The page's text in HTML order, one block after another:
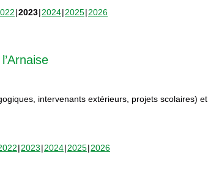
2023 2024 2025 2026
intervenants extérieurs, projets scolaires) et
2023 2024 2025 2026